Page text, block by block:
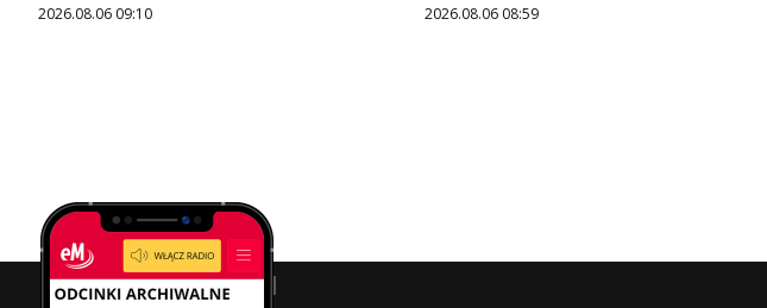
2026.08.06 09:10 2026.08.06 08:59